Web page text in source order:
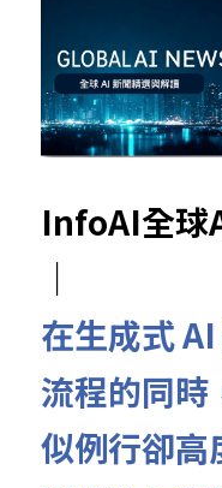
InfoAI全球
｜
在生成式
流程的同時
似例行卻高